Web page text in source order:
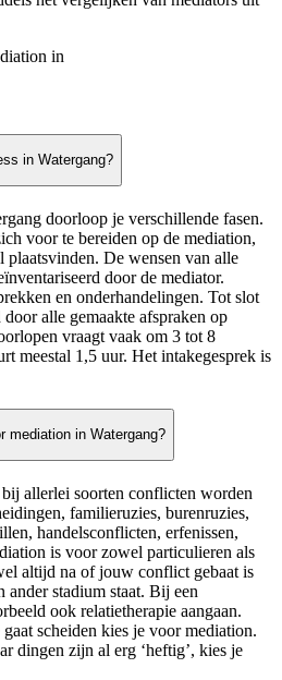
in
in Watergang?
doorloop je verschillende fasen.
voor te bereiden op de mediation,
plaatsvinden. De wensen van alle
door de mediator.
en onderhandelingen. Tot slot
alle gemaakte afspraken op
vraagt vaak om 3 tot 8
meestal 1,5 uur. Het intakegesprek is
mediation in Watergang?
allerlei soorten conflicten worden
familieruzies, burenruzies,
handelsconflicten, erfenissen,
is voor zowel particulieren als
altijd na of jouw conflict gebaat is
ander stadium staat. Bij een
ook relatietherapie aangaan.
scheiden kies je voor mediation.
dingen zijn al erg ‘heftig’, kies je